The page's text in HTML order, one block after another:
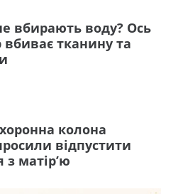
вбирають воду? Ось
тканину та
колона
відпустити
матір’ю